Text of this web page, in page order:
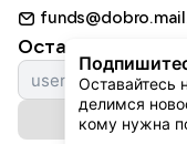
Оставайтесь
делимся
кому нужна
Партнерам
Животным
Природе
Культуре
Фондам
Добрый день
Истории
Автоплатежи
Оставайтесь с